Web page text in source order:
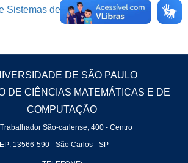
Sistemas de Computação(SSC)
DE SÃO PAULO
DE CIÊNCIAS MATEMÁTICAS E DE
COMPUTAÇÃO
São-carlense, 400 - Centro
13566-590 - São Carlos - SP